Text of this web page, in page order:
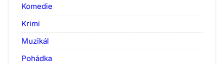
Komedie
Krimi
Muzikál
Pohádka